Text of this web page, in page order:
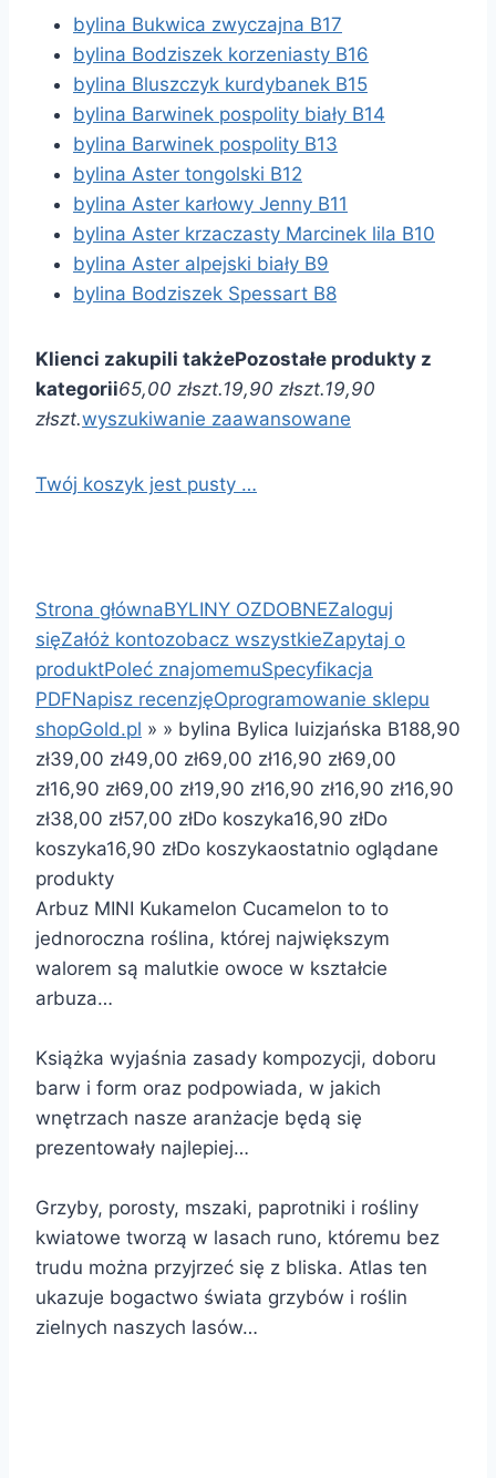
bylina Bukwica zwyczajna B17
bylina Bodziszek korzeniasty B16
bylina Bluszczyk kurdybanek B15
bylina Barwinek pospolity biały B14
bylina Barwinek pospolity B13
bylina Aster tongolski B12
bylina Aster karłowy Jenny B11
bylina Aster krzaczasty Marcinek lila B10
bylina Aster alpejski biały B9
bylina Bodziszek Spessart B8
Klienci zakupili takżePozostałe produkty z
kategorii65,00 złszt.19,90 złszt.19,90
złszt.wyszukiwanie zaawansowane
Twój koszyk jest pusty …
Strona głównaBYLINY OZDOBNEZaloguj
sięZałóż kontozobacz wszystkieZapytaj o
produktPoleć znajomemuSpecyfikacja
PDFNapisz recenzjęOprogramowanie sklepu
shopGold.pl » » bylina Bylica luizjańska B188,90
zł39,00 zł49,00 zł69,00 zł16,90 zł69,00
zł16,90 zł69,00 zł19,90 zł16,90 zł16,90 zł16,90
zł38,00 zł57,00 złDo koszyka16,90 złDo
koszyka16,90 złDo koszykaostatnio oglądane
produkty
Arbuz MINI Kukamelon Cucamelon to to
jednoroczna roślina, której największym
walorem są malutkie owoce w kształcie
arbuza…
Książka wyjaśnia zasady kompozycji, doboru
barw i form oraz podpowiada, w jakich
wnętrzach nasze aranżacje będą się
prezentowały najlepiej…
Grzyby, porosty, mszaki, paprotniki i rośliny
kwiatowe tworzą w lasach runo, któremu bez
trudu można przyjrzeć się z bliska. Atlas ten
ukazuje bogactwo świata grzybów i roślin
zielnych naszych lasów…